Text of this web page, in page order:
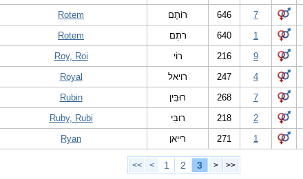
Rotem
רוֹתֶם 646
7
Rotem
רֹתֶם 640
1
Roy, Roi
רוֹי 216
9
Royal
רויאל 247
4
Rubin
רוּבִּין 268
7
Ruby, Rubi
רוּבִּי 218
2
Ryan
רייאן 271 1
<< < 1 2 3 > >>